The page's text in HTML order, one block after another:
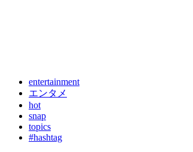
entertainment
エンタメ
hot
snap
topics
#hashtag